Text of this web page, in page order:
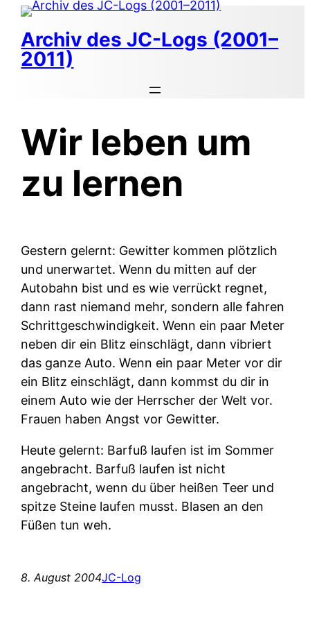
Zum
Inhalt
springen
Archiv des JC-Logs (2001–
2011)
Wir leben um
zu lernen
Gestern gelernt: Gewitter kommen plötzlich
und unerwartet. Wenn du mitten auf der
Autobahn bist und es wie verrückt regnet,
dann rast niemand mehr, sondern alle fahren
Schrittgeschwindigkeit. Wenn ein paar Meter
neben dir ein Blitz einschlägt, dann vibriert
das ganze Auto. Wenn ein paar Meter vor dir
ein Blitz einschlägt, dann kommst du dir in
einem Auto wie der Herrscher der Welt vor.
Frauen haben Angst vor Gewitter.
Heute gelernt: Barfuß laufen ist im Sommer
angebracht. Barfuß laufen ist nicht
angebracht, wenn du über heißen Teer und
spitze Steine laufen musst. Blasen an den
Füßen tun weh.
8. August 2004JC-Log